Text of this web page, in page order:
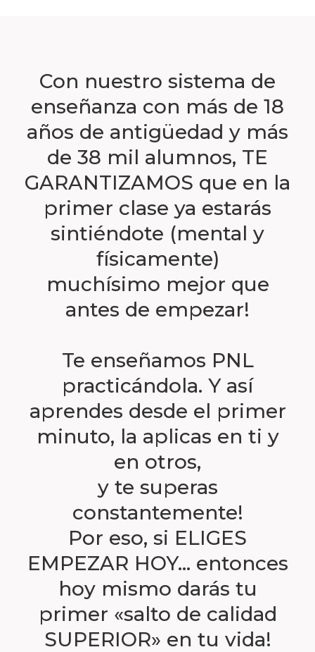
Con nuestro sistema de
enseñanza con más de 18
años de antigüedad y más
de 38 mil alumnos, TE
GARANTIZAMOS que en la
primer clase ya estarás
sintiéndote (mental y
físicamente)
muchísimo mejor que
antes de empezar!
Te enseñamos PNL
practicándola. Y así
aprendes desde el primer
minuto, la aplicas en ti y
en otros,
y te superas
constantemente!
Por eso, si ELIGES
EMPEZAR HOY… entonces
hoy mismo darás tu
primer «salto de calidad
SUPERIOR» en tu vida!